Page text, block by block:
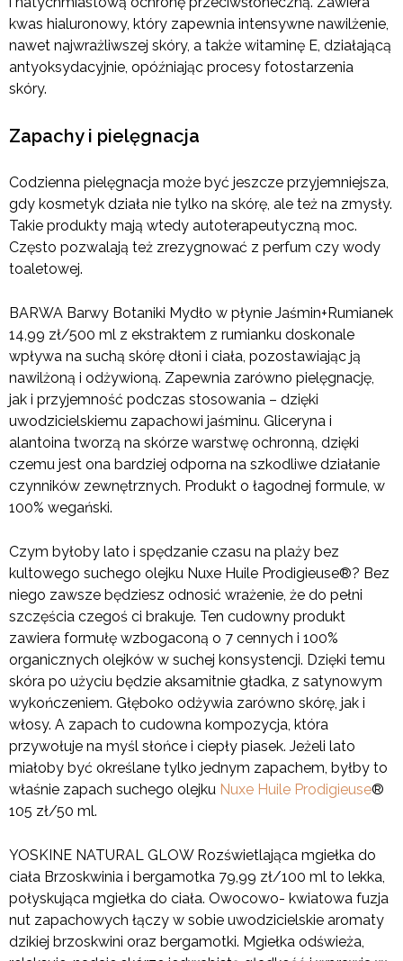
kwas hialuronowy, który zapewnia intensywne nawilżenie,
nawet najwrażliwszej skóry, a także witaminę E, działającą
antyoksydacyjnie, opóźniając procesy fotostarzenia
skóry.
Zapachy i pielęgnacja
Codzienna pielęgnacja może być jeszcze przyjemniejsza,
gdy kosmetyk działa nie tylko na skórę, ale też na zmysły.
Takie produkty mają wtedy autoterapeutyczną moc.
Często pozwalają też zrezygnować z perfum czy wody
toaletowej.
BARWA Barwy Botaniki Mydło w płynie Jaśmin+Rumianek
14,99 zł/500 ml z ekstraktem z rumianku doskonale
wpływa na suchą skórę dłoni i ciała, pozostawiając ją
nawilżoną i odżywioną. Zapewnia zarówno pielęgnację,
jak i przyjemność podczas stosowania – dzięki
uwodzicielskiemu zapachowi jaśminu. Gliceryna i
alantoina tworzą na skórze warstwę ochronną, dzięki
czemu jest ona bardziej odporna na szkodliwe działanie
czynników zewnętrznych. Produkt o łagodnej formule, w
100% wegański.
Czym byłoby lato i spędzanie czasu na plaży bez
kultowego suchego olejku Nuxe Huile Prodigieuse®? Bez
niego zawsze będziesz odnosić wrażenie, że do pełni
szczęścia czegoś ci brakuje. Ten cudowny produkt
zawiera formułę wzbogaconą o 7 cennych i 100%
organicznych olejków w suchej konsystencji. Dzięki temu
skóra po użyciu będzie aksamitnie gładka, z satynowym
wykończeniem. Głęboko odżywia zarówno skórę, jak i
włosy. A zapach to cudowna kompozycja, która
przywołuje na myśl słońce i ciepły piasek. Jeżeli lato
miałoby być określane tylko jednym zapachem, byłby to
właśnie zapach suchego olejku Nuxe Huile Prodigieuse®
105 zł/50 ml.
YOSKINE NATURAL GLOW Rozświetlająca mgiełka do
ciała Brzoskwinia i bergamotka 79,99 zł/100 ml to lekka,
połyskująca mgiełka do ciała. Owocowo- kwiatowa fuzja
nut zapachowych łączy w sobie uwodzicielskie aromaty
dzikiej brzoskwini oraz bergamotki. Mgiełka odświeża,